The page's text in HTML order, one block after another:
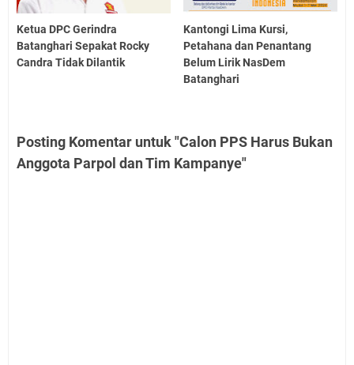
Ketua DPC Gerindra
Batanghari Sepakat Rocky
Candra Tidak Dilantik
Kantongi Lima Kursi,
Petahana dan Penantang
Belum Lirik NasDem
Batanghari
Posting Komentar untuk "Calon PPS Harus Bukan
Anggota Parpol dan Tim Kampanye"